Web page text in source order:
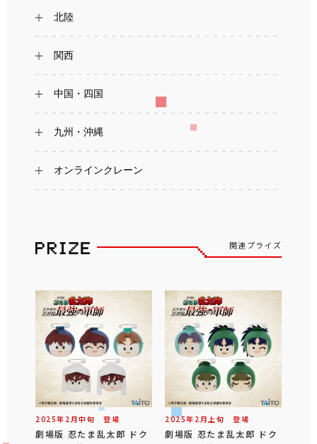
北陸
関西
中国・四国
九州・沖縄
オンラインクレーン
関連プライズ
2025年 2 月中旬 登場
劇場版 忍たま乱太郎 ドク
2025年 2 月 上旬 登場
劇場版 忍たま乱太郎 ドク